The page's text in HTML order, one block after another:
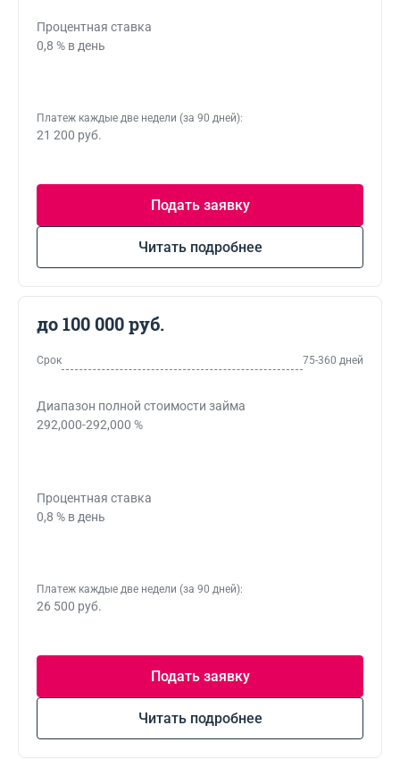
Процентная ставка
0,8 % в день
Платеж каждые две недели (за 90 дней):
21 200 руб.
Подать заявку
Читать подробнее
до 100 000 руб.
Срок 75-360 дней
Диапазон полной стоимости займа
292,000-292,000 %
Процентная ставка
0,8 % в день
Платеж каждые две недели (за 90 дней):
26 500 руб.
Подать заявку
Читать подробнее